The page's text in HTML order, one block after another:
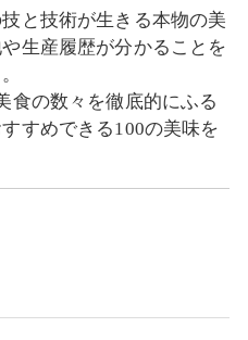
と技術が生きる本物の美
生産履歴が分かることを
食の数々を徹底的にふる
すめできる100の美味を